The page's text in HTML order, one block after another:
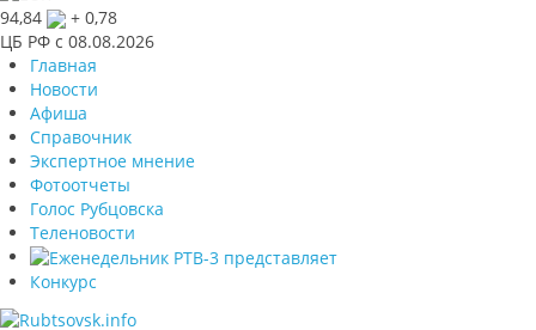
94,84
+ 0,78
ЦБ РФ c 08.08.2026
Главная
Новости
Афиша
Справочник
Экспертное мнение
Фотоотчеты
Голос Рубцовска
Теленовости
Конкурс